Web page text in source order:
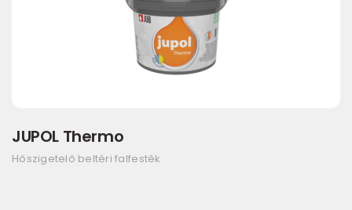
JUPOL Thermo
Hőszigetelő beltéri falfesték